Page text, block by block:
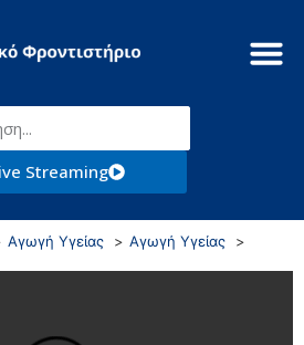
Streaming
Αγωγή Υγείας
Αγωγή Υγείας